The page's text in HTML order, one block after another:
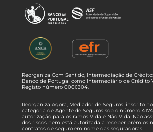
Reorganiza Com Sentido, Intermediação de
Banco de Portugal como Intermediário de Crédito
Registo número 0000304.
Reorganiza Agora, Mediador de Seguros: inscrito
categoria de Agente de Seguros sob o número
autorização para os ramos Vida e Não Vida. Não
dos riscos nem está autorizada a receber prémios
contratos de seguro em nome das seguradoras.